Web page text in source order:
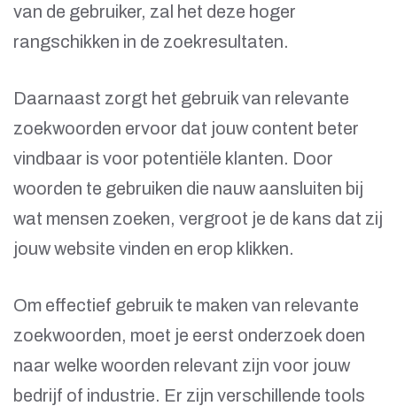
van de gebruiker, zal het deze hoger
rangschikken in de zoekresultaten.
Daarnaast zorgt het gebruik van relevante
zoekwoorden ervoor dat jouw content beter
vindbaar is voor potentiële klanten. Door
woorden te gebruiken die nauw aansluiten bij
wat mensen zoeken, vergroot je de kans dat zij
jouw website vinden en erop klikken.
Om effectief gebruik te maken van relevante
zoekwoorden, moet je eerst onderzoek doen
naar welke woorden relevant zijn voor jouw
bedrijf of industrie. Er zijn verschillende tools